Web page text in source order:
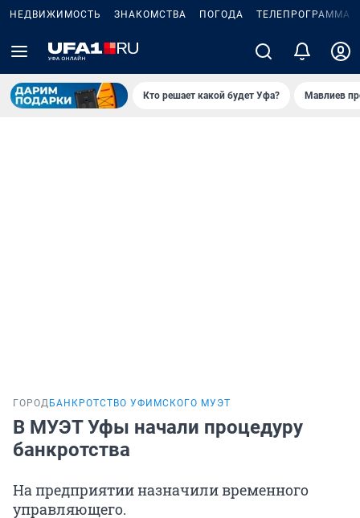
НЕДВИЖИМОСТЬ ЗНАКОМСТВА ПОГОДА ТЕЛЕПРОГРАММА
Кто решает какой будет Уфа? Мавлиев
ГОРОД БАНКРОТСТВО УФИМСКОГО МУЭТ
В МУЭТ Уфы начали процедуру
банкротства
На предприятии назначили временного
управляющего.